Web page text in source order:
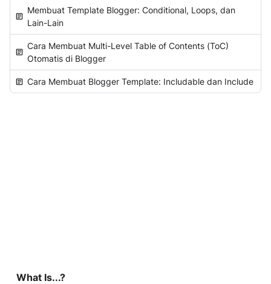
Membuat Template Blogger: Conditional, Loops, dan
Lain-Lain
Cara Membuat Multi-Level Table of Contents (ToC)
Otomatis di Blogger
Cara Membuat Blogger Template: Includable dan Include
What Is...?